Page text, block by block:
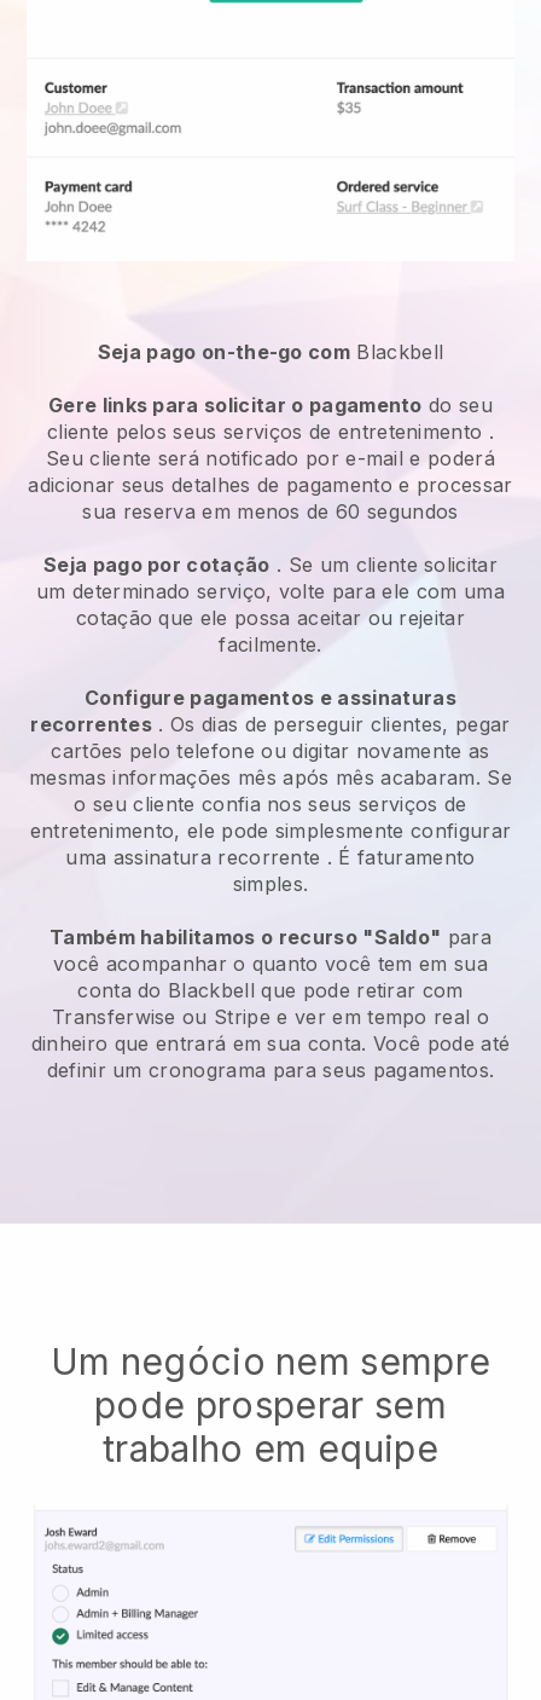
Seja pago on-the-go com Blackbell
Gere links para solicitar o pagamento do seu
cliente pelos seusserviços de entretenimento .
Seu cliente será notificado por e-mail e poderá
adicionar seus detalhes de pagamento e processar
sua reserva em menos de 60 segundos
Seja pago por cotação . Se um cliente solicitar
um determinado serviço, volte para ele com uma
cotação que ele possa aceitar ou rejeitar
facilmente.
Configure pagamentos e assinaturas
recorrentes . Os dias de perseguir clientes, pegar
cartões pelo telefone ou digitar novamente as
mesmas informações mês após mês acabaram. Se
o seu cliente confia nos seus serviços de
entretenimento, ele pode simplesmente configurar
uma assinatura recorrente . É faturamento
simples.
Também habilitamos o recurso "Saldo" para
você acompanhar o quanto você tem em sua
conta do Blackbell que pode retirar com
Transferwise ou Stripe e ver em tempo real o
dinheiro que entrará em sua conta. Você pode até
definir um cronograma para seus pagamentos.
Um negócio nem sempre
pode prosperar sem
trabalho em equipe